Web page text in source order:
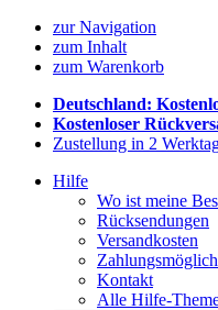
zur Navigation
zum Inhalt
zum Warenkorb
Deutschland:
Kostenloser
Zustellung in 2
Hilfe
Wo ist meine
Rücksendungen
Versandkosten
Kontakt
Alle Hilfe-